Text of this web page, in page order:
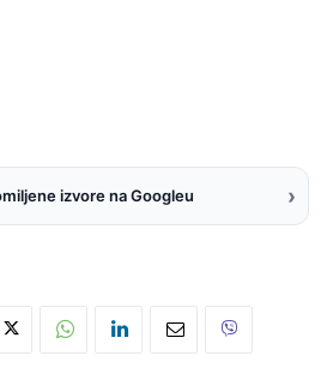
izvore na Googleu ›